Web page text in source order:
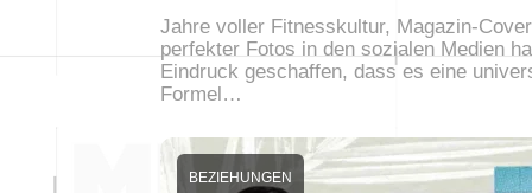
Jahre voller Fitnesskultur, Magazin-
perfekter Fotos in den sozialen Medien
Eindruck geschaffen, dass es eine
Formel…
BEZIEHUNGEN